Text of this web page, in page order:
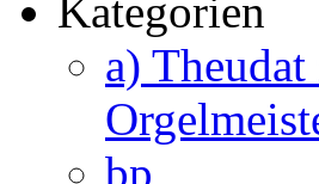
Kategorien
a)
bp__